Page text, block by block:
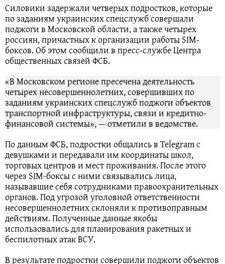
Силовики задержали четверых подростков, которые
по заданиям украинских спецслужб совершали
поджоги в Московской области, а также четырех
россиян, причастных к организации работы SIM-
боксов. Об этом сообщили в пресс-службе Центра
общественных связей ФСБ.
«В Московском регионе пресечена деятельность
четырех несовершеннолетних, совершивших по
заданиям украинских спецслужб поджоги объектов
транспортной инфраструктуры, связи и кредитно-
финансовой системы», — отметили в ведомстве.
По данным ФСБ, подростки общались в Telegram с
девушками и передавали им координаты школ,
торговых центров и мест проживания. После этого
через SIM-боксы с ними связывались лица,
называвшие себя сотрудниками правоохранительных
органов. Под угрозой уголовной ответственности
несовершеннолетних склоняли к противоправным
действиям. Полученные данные якобы
использовались для планирования ракетных и
беспилотных атак ВСУ.
В результате подростки совершили поджоги объектов